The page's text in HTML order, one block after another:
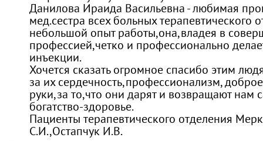
Данилова Ираида Васильевна - любимая
мед.сестра всех больных терапевтического
небольшой опыт работы,она,владея в
профессией,четко и профессионально
инъекции.
Хочется сказать огромное спасибо этим
за их сердечность,профессионализм,
руки,за то,что они дарят и возвращают нам
богатство-здоровье.
Пациенты терапевтического отделения
С.И.,Остапчук И.В.